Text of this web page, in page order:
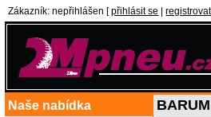
Zákazník: nepřihlášen [přihlásit se |registrovat
Naše nabídka